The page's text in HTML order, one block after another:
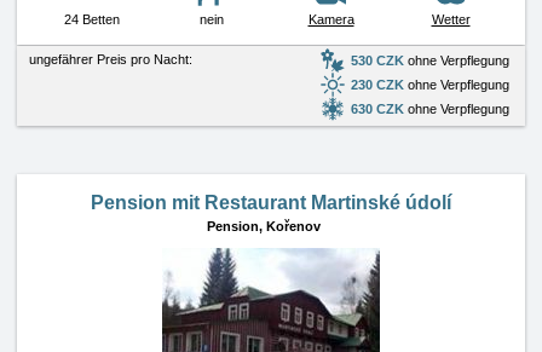
24 Betten nein Kamera Wetter
ungefährer Preis pro Nacht: 530 CZK ohne Verpflegung
230 CZK ohne Verpflegung
630 CZK ohne Verpflegung
Pension mit Restaurant Martinské údolí
Pension, Kořenov